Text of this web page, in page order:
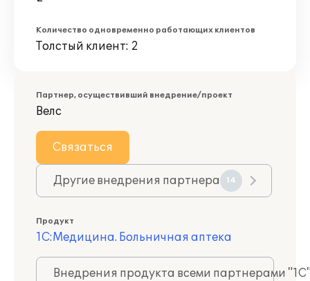
Количество одновременно работающих клиентов
Толстый клиент: 2
Партнер, осуществивший внедрение/проект
Велс
Связаться
Другие внедрения партнера 14
Продукт
1С:Медицина. Больничная аптека
Внедрения продукта всеми партнерами